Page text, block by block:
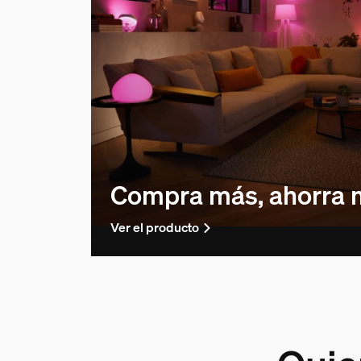
Compra más, ahorra
Ver el producto